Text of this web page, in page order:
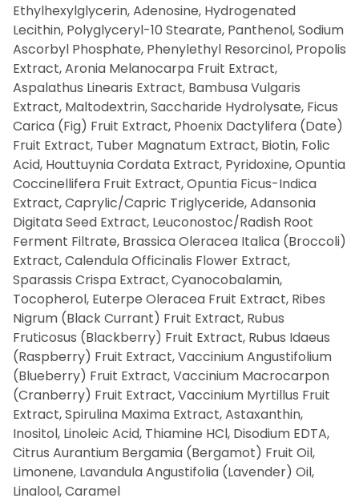
Ethylhexylglycerin, Adenosine, Hydrogenated
Lecithin, Polyglyceryl-10 Stearate, Panthenol, Sodium
Ascorbyl Phosphate, Phenylethyl Resorcinol, Propolis
Extract, Aronia Melanocarpa Fruit Extract,
Aspalathus Linearis Extract, Bambusa Vulgaris
Extract, Maltodextrin, Saccharide Hydrolysate, Ficus
Carica (Fig) Fruit Extract, Phoenix Dactylifera (Date)
Fruit Extract, Tuber Magnatum Extract, Biotin, Folic
Acid, Houttuynia Cordata Extract, Pyridoxine, Opuntia
Coccinellifera Fruit Extract, Opuntia Ficus-Indica
Extract, Caprylic/Capric Triglyceride, Adansonia
Digitata Seed Extract, Leuconostoc/Radish Root
Ferment Filtrate, Brassica Oleracea Italica (Broccoli)
Extract, Calendula Officinalis Flower Extract,
Sparassis Crispa Extract, Cyanocobalamin,
Tocopherol, Euterpe Oleracea Fruit Extract, Ribes
Nigrum (Black Currant) Fruit Extract, Rubus
Fruticosus (Blackberry) Fruit Extract, Rubus Idaeus
(Raspberry) Fruit Extract, Vaccinium Angustifolium
(Blueberry) Fruit Extract, Vaccinium Macrocarpon
(Cranberry) Fruit Extract, Vaccinium Myrtillus Fruit
Extract, Spirulina Maxima Extract, Astaxanthin,
Inositol, Linoleic Acid, Thiamine HCl, Disodium EDTA,
Citrus Aurantium Bergamia (Bergamot) Fruit Oil,
Limonene, Lavandula Angustifolia (Lavender) Oil,
Linalool, Caramel